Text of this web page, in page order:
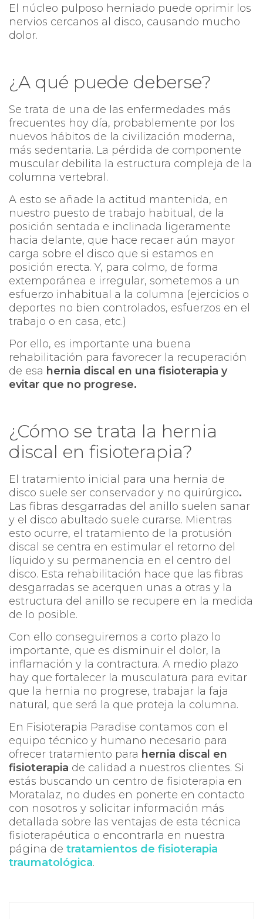
El núcleo pulposo herniado puede oprimir los
nervios cercanos al disco, causando mucho
dolor.
¿A qué puede deberse?
Se trata de una de las enfermedades más
frecuentes hoy día, probablemente por los
nuevos hábitos de la civilización moderna,
más sedentaria. La pérdida de componente
muscular debilita la estructura compleja de la
columna vertebral.
A esto se añade la actitud mantenida, en
nuestro puesto de trabajo habitual, de la
posición sentada e inclinada ligeramente
hacia delante, que hace recaer aún mayor
carga sobre el disco que si estamos en
posición erecta. Y, para colmo, de forma
extemporánea e irregular, sometemos a un
esfuerzo inhabitual a la columna (ejercicios o
deportes no bien controlados, esfuerzos en el
trabajo o en casa, etc.)
Por ello, es importante una buena
rehabilitación para favorecer la recuperación
de esa hernia discal en una fisioterapia y
evitar que no progrese.
¿Cómo se trata la hernia
discal en fisioterapia?
El tratamiento inicial para una hernia de
disco suele ser conservador y no quirúrgico.
Las fibras desgarradas del anillo suelen sanar
y el disco abultado suele curarse. Mientras
esto ocurre, el tratamiento de la protusión
discal se centra en estimular el retorno del
líquido y su permanencia en el centro del
disco. Esta rehabilitación hace que las fibras
desgarradas se acerquen unas a otras y la
estructura del anillo se recupere en la medida
de lo posible.
Con ello conseguiremos a corto plazo lo
importante, que es disminuir el dolor, la
inflamación y la contractura. A medio plazo
hay que fortalecer la musculatura para evitar
que la hernia no progrese, trabajar la faja
natural, que será la que proteja la columna.
En Fisioterapia Paradise contamos con el
equipo técnico y humano necesario para
ofrecer tratamiento para hernia discal en
fisioterapia de calidad a nuestros clientes. Si
estás buscando un centro de fisioterapia en
Moratalaz, no dudes en ponerte en contacto
con nosotros y solicitar información más
detallada sobre las ventajas de esta técnica
fisioterapéutica o encontrarla en nuestra
página de tratamientos de fisioterapia
traumatológica.